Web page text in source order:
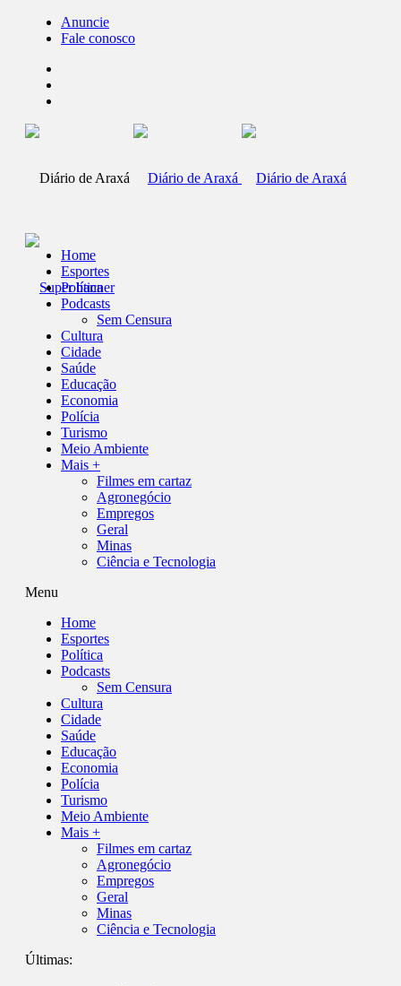
Anuncie
Fale conosco
Home
Esportes
Política
Podcasts
Sem Censura
Cultura
Cidade
Saúde
Educação
Economia
Polícia
Turismo
Meio Ambiente
Mais +
Filmes em cartaz
Agronegócio
Empregos
Geral
Minas
Ciência e Tecnologia
Menu
Home
Esportes
Política
Podcasts
Sem Censura
Cultura
Cidade
Saúde
Educação
Economia
Polícia
Turismo
Meio Ambiente
Mais +
Filmes em cartaz
Agronegócio
Empregos
Geral
Minas
Ciência e Tecnologia
Últimas: